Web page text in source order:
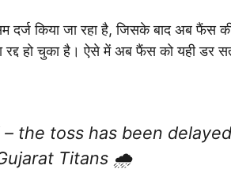
दर्ज किया जा रहा है, जिसके बाद अब फैंस
हो चुका है। ऐसे में अब फैंस को यही डर
the toss has been
Titans 🌧️